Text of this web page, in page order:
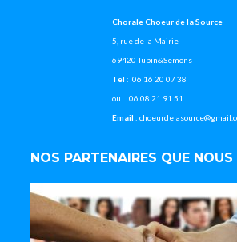
Chorale Choeur de la Source
5, rue de la Mairie
69420 Tupin&Semons
Tel : 06 16 20 07 38
ou 06 08 21 91 51
Email :
NOS PARTENAIRES QUE NOUS